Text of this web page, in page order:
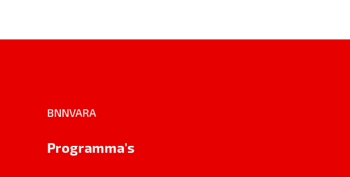
BNNVARA
Programma's